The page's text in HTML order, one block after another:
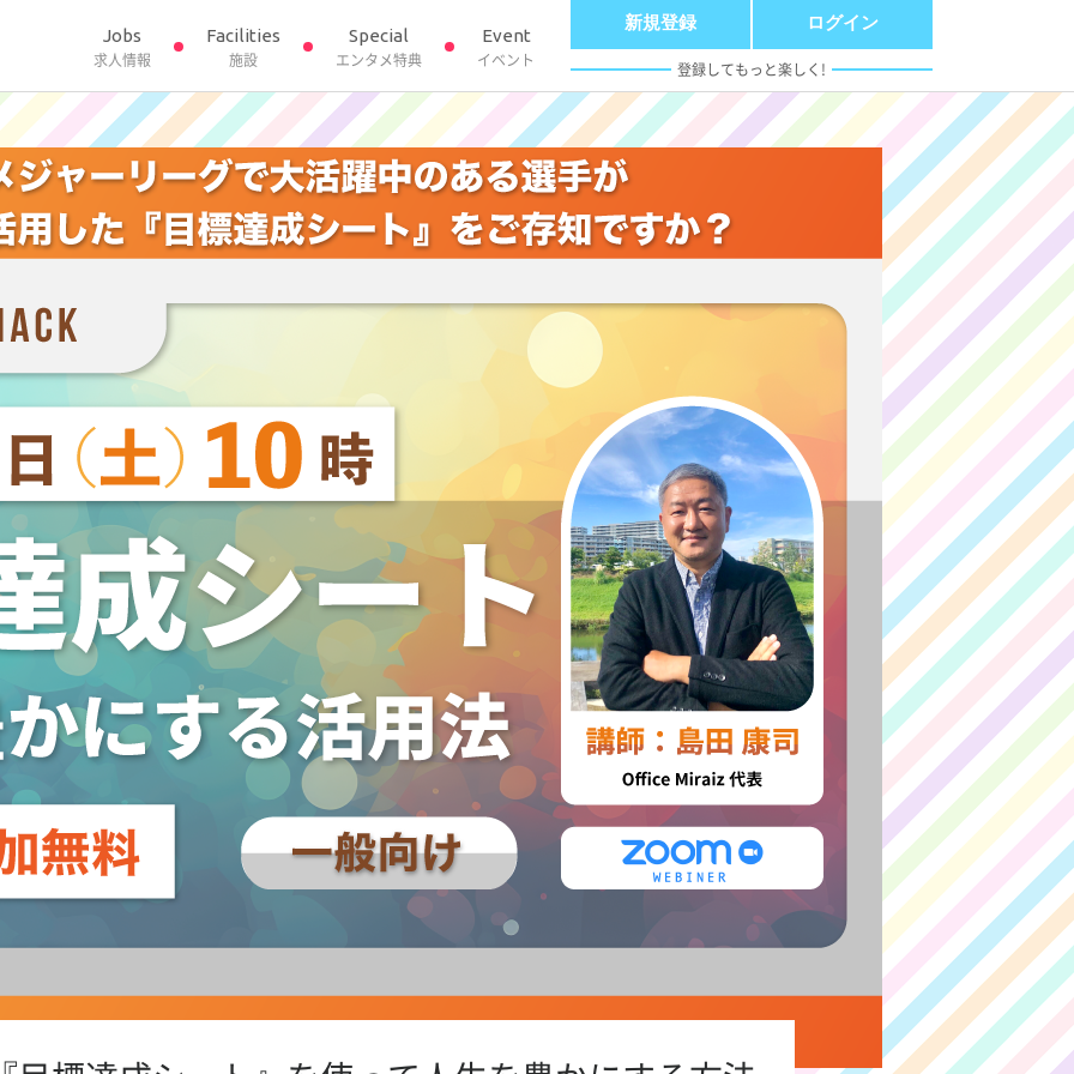
Jobs
求人情報
Facilities
施設
Special
エンタメ特典
Event
イベント
新規登録 ログイン
登録してもっと楽しく!